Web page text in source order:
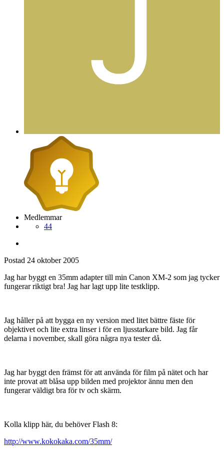
Medlemmar
44
Postad 24 oktober 2005
Jag har byggt en 35mm adapter till min Canon XM-2 som jag tycker
fungerar riktigt bra! Jag har lagt upp lite testklipp.
Jag håller på att bygga en ny version med litet bättre fäste för
objektivet och lite extra linser i för en ljusstarkare bild. Jag får
delarna i november, skall göra några nya tester då.
Jag har byggt den främst för att använda för film på nätet och har
inte provat att blåsa upp bilden med projektor ännu men den
fungerar väldigt bra för tv och skärm.
Kolla klipp här, du behöver Flash 8:
http://www.kokokaka.com/35mm/